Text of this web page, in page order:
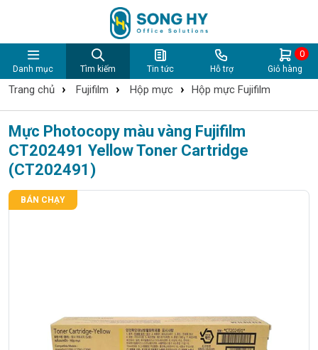
Danh mục Tìm kiếm Tin tức Hỗ trợ Giỏ hàng
0
Trang chủ › Fujifilm › Hộp mực › Hộp mực Fujifilm
Mực Photocopy màu vàng Fujifilm
CT202491 Yellow Toner Cartridge
(CT202491)
BÁN CHẠY